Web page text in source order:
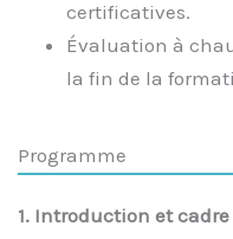
certificatives.
Évaluation à
la fin de la
Programme
1. Introduction et